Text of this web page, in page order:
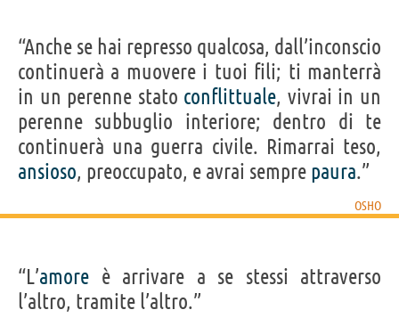
“Anche se hai represso qualcosa, dall’inconscio
continuerà a muovere i tuoi fili; ti manterrà
in un perenne stato conflittuale, vivrai in un
perenne subbuglio interiore; dentro di te
continuerà una guerra civile. Rimarrai teso,
ansioso, preoccupato, e avrai sempre paura.”
OSHO
“L’amore è arrivare a se stessi attraverso
l’altro, tramite l’altro.”